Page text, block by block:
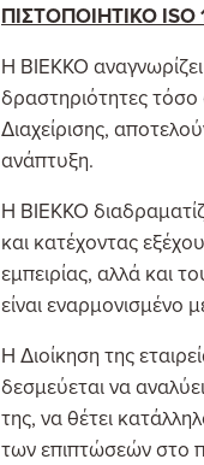
ΠΙΣΤΟΠΟΙΗΤΙΚΟ ISO
Η ΒΙΕΚΚΟ
δραστηριότητες
Διαχείρισης,
ανάπτυξη.
Η ΒΙΕΚΚΟ
και κατέχοντας
εμπειρίας, αλλά και
είναι εναρμονισμένο
H Διοίκηση της
δεσμεύεται να
της, να θέτει
των επιπτώσεών στο